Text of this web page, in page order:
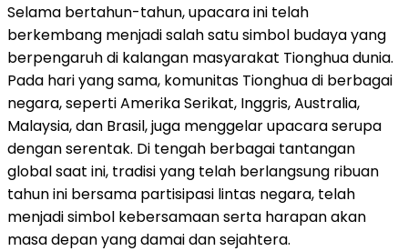
Selama bertahun-tahun, upacara ini telah
berkembang menjadi salah satu simbol budaya yang
berpengaruh di kalangan masyarakat Tionghua dunia.
Pada hari yang sama, komunitas Tionghua di berbagai
negara, seperti Amerika Serikat, Inggris, Australia,
Malaysia, dan Brasil, juga menggelar upacara serupa
dengan serentak. Di tengah berbagai tantangan
global saat ini, tradisi yang telah berlangsung ribuan
tahun ini bersama partisipasi lintas negara, telah
menjadi simbol kebersamaan serta harapan akan
masa depan yang damai dan sejahtera.